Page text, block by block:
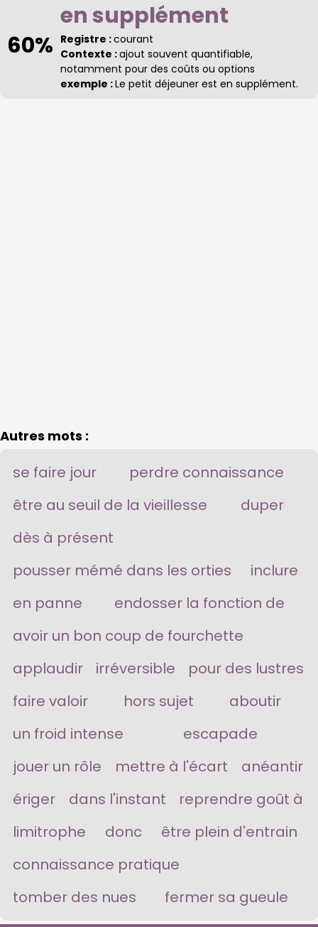
60%
en supplément
Registre :courant
Contexte :ajout souvent quantifiable,
notamment pour des coûts ou options
exemple :Le petit déjeuner est en supplément.
Autres mots :
se faire jour
perdre connaissance
être au seuil de la vieillesse
duper
dès à présent
pousser mémé dans les orties
inclure
en panne
endosser la fonction de
avoir un bon coup de fourchette
applaudir
irréversible
pour des lustres
faire valoir
hors sujet
aboutir
un froid intense
escapade
jouer un rôle
mettre à l'écart
anéantir
ériger
dans l'instant
reprendre goût à
limitrophe
donc
être plein d'entrain
connaissance pratique
tomber des nues
fermer sa gueule